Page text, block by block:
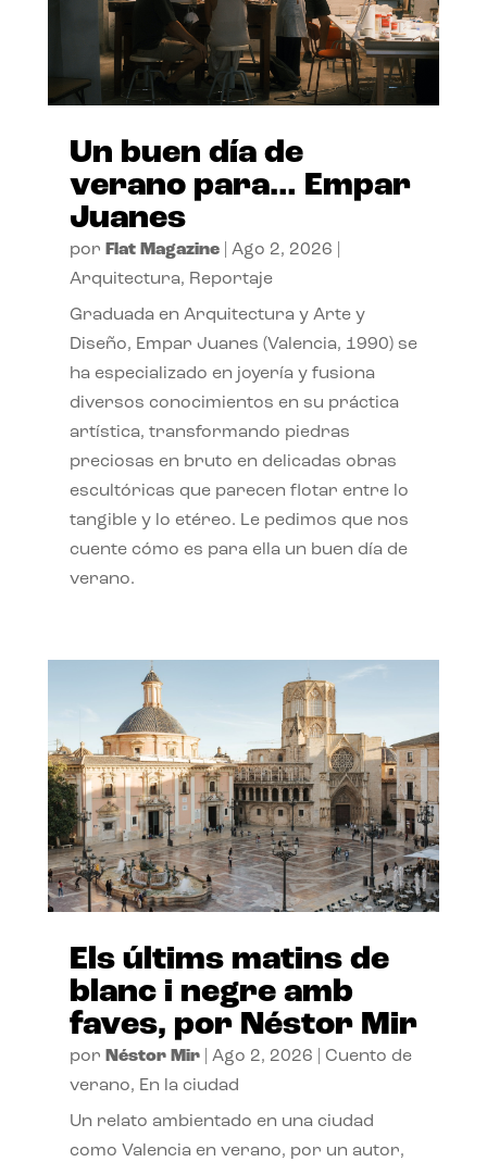
Un buen día de
verano para… Empar
Juanes
por Flat Magazine| Ago 2, 2026
Arquitectura, Reportaje
Graduada en Arquitectura y Arte y
Diseño, Empar Juanes (Valencia, 1990) se
ha especializado en joyería y fusiona
diversos conocimientos en su práctica
artística, transformando piedras
preciosas en bruto en delicadas obras
escultóricas que parecen flotar entre lo
tangible y lo etéreo. Le pedimos que nos
cuente cómo es para ella un buen día de
verano.
Els últims matins de
blanc i negre amb
faves, por Néstor Mir
por Néstor Mir| Ago 2, 2026
Cuento de
verano, En la ciudad
Un relato ambientado en una ciudad
como Valencia en verano, por un autor,